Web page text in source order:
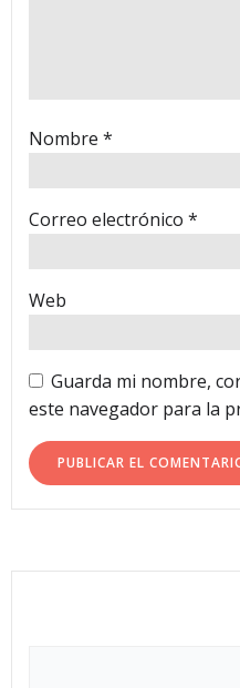
Nombre *
Correo electrónico *
Web
Guarda mi nombre,
este navegador para la